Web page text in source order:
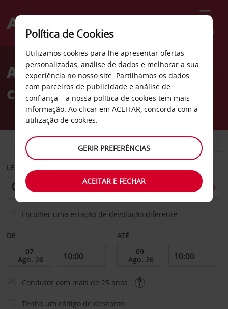
Menu
Welcome
AvisAluguer de
carros Pensilvânia
CARRO COMERCIAIS
LEVANTAR EM
Escolher uma estação de devolução diferente
DE ATÉ
Condutor com mais de 25 anos
Tenho um código de desconto
Política de Cookies
Utilizamos cookies para lhe apresentar ofertas
personalizadas, análise de dados e melhorar a sua
experiência no nosso site. Partilhamos os dados
com parceiros de publicidade e análise de
confiança – a nossa política de cookies tem mais
informação. Ao clicar em ACEITAR, concorda com a
utilização de cookies.
GERIR PREFERÊNCIAS
ACEITAR E FECHAR